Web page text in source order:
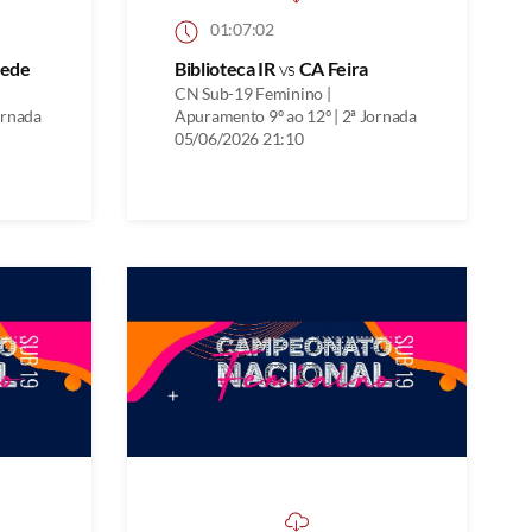
01:07:02
Biblioteca IRvs CA Feira
CN Sub-19 Feminino |
Apuramento 9º ao 12º | 2ª Jornada
05/06/2026 21:10